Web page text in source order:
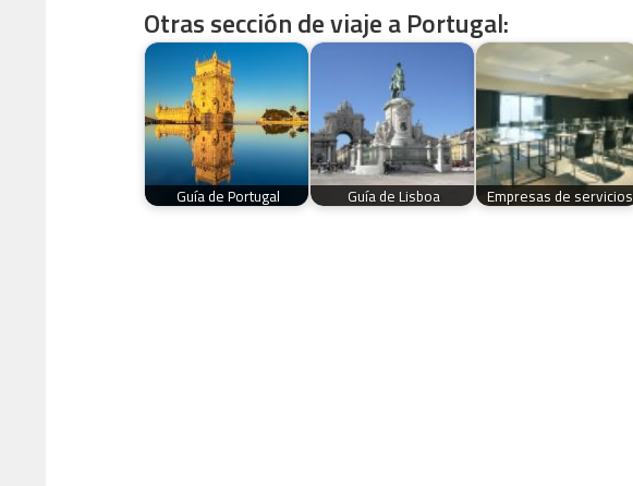
Otras sección de viaje a Portugal:
Guía de Portugal Guía de Lisboa Empresas de servicios